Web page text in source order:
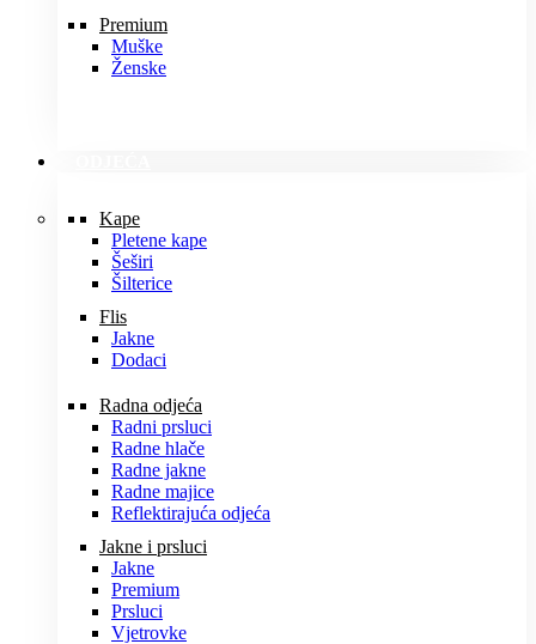
Premium
Muške
Ženske
Kape
Pletene kape
Šeširi
Šilterice
Flis
Jakne
Dodaci
Radna odjeća
Radni prsluci
Radne hlače
Radne jakne
Radne majice
Reflektirajuća odjeća
Jakne i prsluci
Jakne
Premium
Prsluci
Vjetrovke